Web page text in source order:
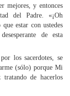
mejores, y entonces
del Padre. «¡Oh
estar con ustedes
de esta
los sacerdotes, se
(sólo) porque Mi
de hacerlos